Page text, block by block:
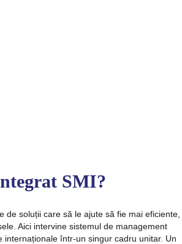
SMI?
soluții care să le ajute să fie mai eficiente,
Aici intervine sistemul de management
într-un singur cadru unitar. Un